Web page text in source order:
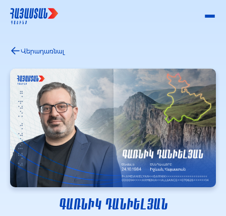
Վերադառնալ
ԳԱՌՆԻԿ ԴԱՆԻԵԼՅԱՆ